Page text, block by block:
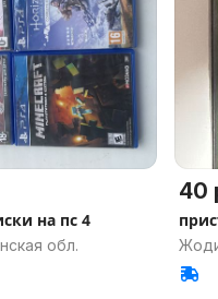
на пс 4
обл.
40